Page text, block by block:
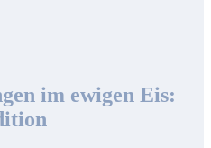
im ewigen Eis: